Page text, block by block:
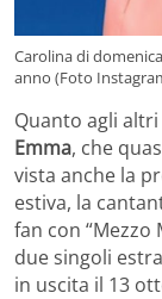
Carolina di
anno (Foto
Quanto agli altri
Emma, che
vista anche la
estiva, la
fan con “Mezzo
due singoli
in uscita il 13